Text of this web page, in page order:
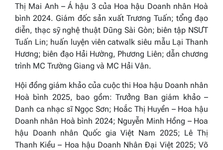
Thị Mai Anh –Á hậu 3 của Hoa hậu Doanh nhân Hoà
bình 2024.Giám đốc sản xuất Trương Tuấn; tổng đạo
diễn, thạc sỹ nghệ thuật Dũng Sài Gòn; biên tập NSƯT
Tuấn Lin; huấn luyện viên catwalk siêu mẫu Lại Thanh
Hương; biên đạo Hải Hường, Phương Liên; dẫn chương
trình MC Trường Giang và MC Hải Vân.
Hội đồng giám khảo của cuộc thi Hoa hậu Doanh nhân
Hoà bình 2025, bao gồm: Trưởng Ban giám khảo –
Danh ca nhạc sĩ Ngọc Sơn; Hoắc Thị Huyền – Hoa hậu
Doanh nhân Hoà bình 2024; Nguyễn Minh Hồng – Hoa
hậu Doanh nhân Quốc gia Việt Nam 2025; Lê Thị
Thanh Kiều – Hoa hậu Doanh Nhân Đại Việt 2025; Võ